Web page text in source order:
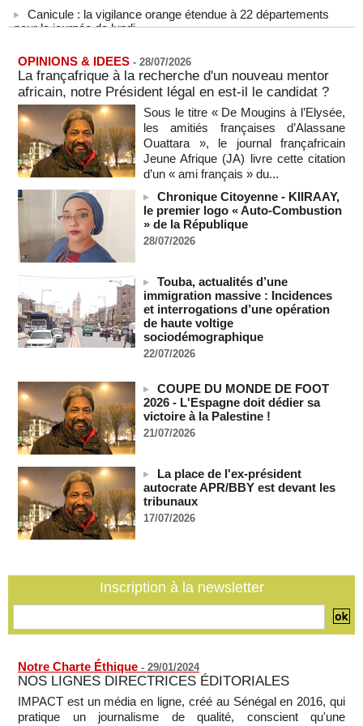
pour la journée de lundi
États-Unis : le cancer de l’ancien président américain Joe
Biden s’est aggravé, annonce son fils
09/08/2026
Des échanges de frappes font cinq morts en Ukraine et en
Russie
09/08/2026 -
L'Iran exige pour rouvrir Ormuz que les Etats-Unis acceptent
"toutes" ses conditions
09/08/2026 -
Iran : « aucune négociation directe » en cours avec les
États-Unis
09/08/2026 -
l’arrivée du typhon Dolphin
09/08/2026
un ancien colistier du Rassemblement national écroué pour
le meurtre présumé de son ex-compagne
09/08/2026 -
Sahel, l’enjeu n’est pas la lutte pour la démocratie mais la
résistance à des puissances décidées à semer le chaos »
(Partie 2 & fin)
09/08/2026 -MOMAR DIENG
Les Émirats arabes unis annoncent que l'Iran a ciblé l'un de
leurs navires avec un missile dans le détroit d'Ormuz
08/08/2026 -
Le bilan des décès liés à la « migration massive » vers
Ceuta s'élève désormais à 14 personnes, selon une autorité
marocaine :
Sénégal - Une revue de presse du 8 août 2026 (Par IA)
MOMO ALADJI
SENEGAL - Les Unes de la presse quotidienne du 8/9 août
OPINIONS & IDEES - 28/07/2026
La françafrique à la recherche d'un nouveau mentor
africain, notre Président légal en est-il le candidat ?
Sous le titre « De Mougins à l’Elysée,
les amitiés françaises d’Alassane
Ouattara », le journal françafricain
Jeune Afrique (JA) livre cette citation
d’un « ami français » du...
Chronique Citoyenne - KIIRAAY,
le premier logo « Auto-Combustion
» de la République
28/07/2026
Touba, actualités d’une
immigration massive : Incidences
et interrogations d’une opération
de haute voltige
sociodémographique
22/07/2026
COUPE DU MONDE DE FOOT
2026 - L'Espagne doit dédier sa
victoire à la Palestine !
21/07/2026
La place de l'ex-président
autocrate APR/BBY est devant les
tribunaux
17/07/2026
Inscription à la newsletter
Notre Charte Éthique - 29/01/2024
NOS LIGNES DIRECTRICES ÉDITORIALES
IMPACT est un média en ligne, créé au Sénégal en 2016, qui
pratique un journalisme de qualité, conscient qu'une